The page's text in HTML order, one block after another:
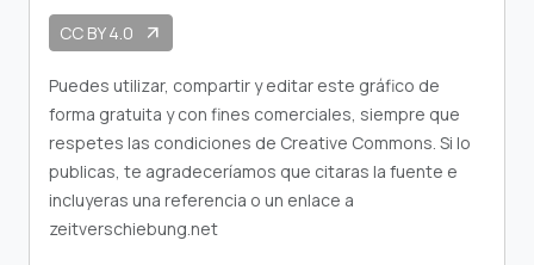
CC BY 4.0 arrow_outward
Puedes utilizar, compartir y editar este gráfico de
forma gratuita y con fines comerciales, siempre que
respetes las condiciones de Creative Commons. Si lo
publicas, te agradeceríamos que citaras la fuente e
incluyeras una referencia o un enlace a
zeitverschiebung.net